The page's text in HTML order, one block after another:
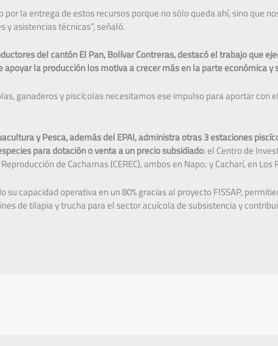
por la entrega de estos recursos porque no sólo queda ahí, sino que
y asistencias técnicas”, señaló.
del cantón El Pan, Bolívar Contreras, destacó el trabajo que
la producción los motiva a crecer más en la parte económica y
ganaderos y piscícolas necesitamos ese impulso para aportar con
y Pesca, además del EPAI, administra otras 3 estaciones
para dotación o venta a un precio subsidiado: el Centro de
de Cachamas (CEREC), ambos en Napo; y Cacharí, en Los
su capacidad operativa en un 80% gracias al proyecto FISSAP,
de tilapia y trucha para el sector acuícola de subsistencia y